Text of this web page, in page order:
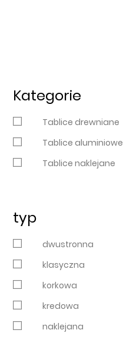
Kategorie
Tablice drewniane
Tablice aluminiowe
Tablice naklejane
typ
dwustronna
klasyczna
korkowa
kredowa
naklejana